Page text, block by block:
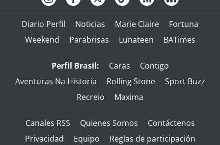
Diario Perfil Noticias Marie Claire
Fortuna
Weekend
Parabrisas Lunateen BATimes
Perfil Brasil: Caras
Contigo
Aventuras Na Historia
Rolling Stone
Sport Buzz
Recreio
Maxima
Canales RSS Quienes Somos
Contáctenos
Privacidad
Equipo Reglas de participación